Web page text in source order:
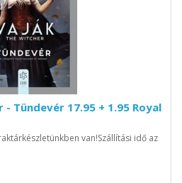
Tündevér 17.95 + 1.95 Royal
van!Szállítási idő az